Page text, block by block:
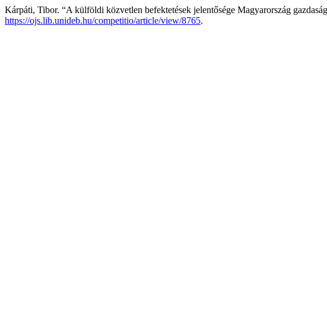
Kárpáti, Tibor. “A külföldi közvetlen befektetések jelentősége Magyarország
https://ojs.lib.unideb.hu/competitio/article/view/8765.